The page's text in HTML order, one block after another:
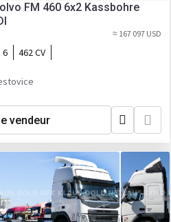
FM 460 6x2 Kassbohre
≈ 167 097 USD
6
462 CV
vendeur